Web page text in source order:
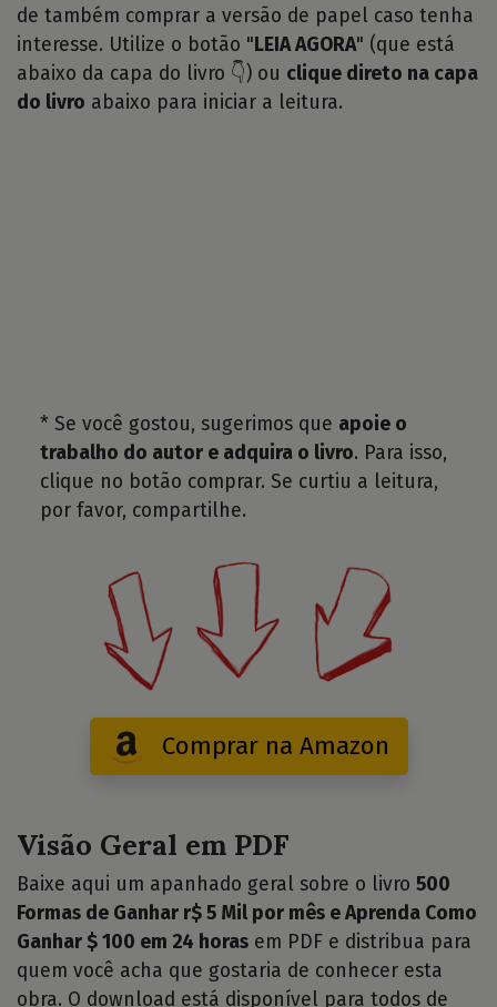
de também comprar a versão de papel caso tenha
interesse. Utilize o botão " LEIA AGORA" (que está
abaixo da capa do livro 👇) ou clique direto na capa
do livro abaixo para iniciar a leitura.
* Se você gostou, sugerimos que apoie o
trabalho do autor e adquira o livro. Para isso,
clique no botão comprar. Se curtiu a leitura,
por favor, compartilhe.
Comprar na Amazon
Visão Geral em PDF
Baixe aqui um apanhado geral sobre o livro 500
Formas de Ganhar r$ 5 Mil por mês e Aprenda Como
Ganhar $ 100 em 24 horas em PDF e distribua para
quem você acha que gostaria de conhecer esta
obra. O download está disponível para todos de